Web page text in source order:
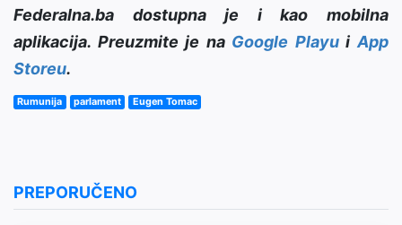
Federalna.ba dostupna je i kao mobilna
aplikacija. Preuzmite je na Google PlayuiApp
Storeu.
Rumunija parlament Eugen Tomac
PREPORUČENO